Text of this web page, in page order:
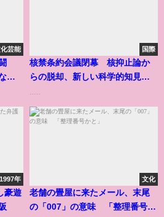
芸能
不
国際
核禁条約会議閉幕 核抑止論か
らの脱却、新しい科学的知見も
1997年
豪遊
文化
老舗の畳屋に来たメール、末尾
の「007」の意味 「整理番号か